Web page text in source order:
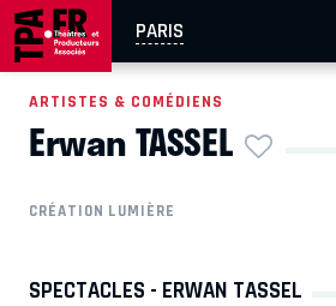
PARIS
AIX-MARSEILLE
EN TOURNÉE
ARTISTES & COMÉDIENS
Erwan TASSEL
CRÉATION LUMIÈRE
SPECTACLES - ERWAN TASSEL